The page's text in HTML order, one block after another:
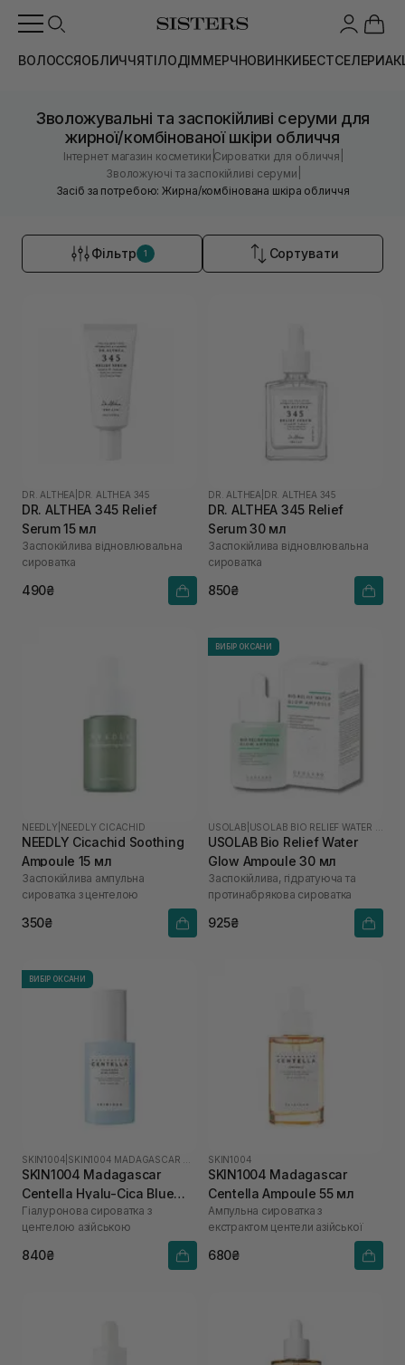
ВОЛОССЯОБЛИЧЧЯТІЛОДІММЕРЧНОВИНКИБЕСТСЕЛЕРИ
Зволожувальні та заспокійливі серуми для
жирної/комбінованої шкіри обличчя
Інтернет магазин косметики |Сироватки для обличчя
Зволожуючі та заспокійливі серуми
Засіб за потребою: Жирна/комбінована шкіра обличчя
Фільтр 1 Сортувати
DR. ALTHEA DR. ALTHEA 345
DR. ALTHEA 345 Relief
Serum 15 мл
Заспокійлива відновлювальна
сироватка
490₴
DR. ALTHEA DR. ALTHEA 345
DR. ALTHEA 345 Relief
Serum 30 мл
Заспокійлива відновлювальна
сироватка
850₴
NEEDLY NEEDLY CICACHID
NEEDLY Cicachid Soothing
Ampoule 15 мл
Заспокійлива ампульна
сироватка з центелою
350₴
ВИБІР ОКСАНИ
USOLAB
USOLAB Bio Relief Water
Glow Ampoule 30 мл
Заспокійлива, гідратуюча та
протинабрякова сироватка
925₴
ВИБІР ОКСАНИ
SKIN1004
SKIN1004 Madagascar
Centella Hyalu-Cica Blue
Serum 50 мл
Гіалуронова сироватка з
центелою азійською
840₴
SKIN1004
SKIN1004 Madagascar
Centella Ampoule 55 мл
Ампульна сироватка з
екстрактом центели азійської
680₴